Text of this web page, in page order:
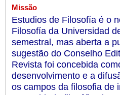
Missão
Estudios de Filosofía é o
Filosofía da Universidad
semestral, mas aberta a
sugestão do Conselho
Revista foi concebida
desenvolvimento e a
os campos da filosofia de